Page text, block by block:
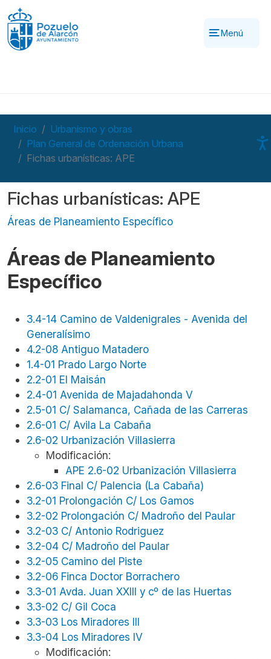
Pasar al contenido principal
Menú
Inicio
Urbanismo y obras
Plan General de Ordenación Urbana
Fichas urbanísticas: APE
Fichas urbanísticas: APE
Áreas de Planeamiento Específico
Áreas de Planeamiento
Específico
3.4-14 Camino de Valdenigrales - Avenida del
Generalísimo
4.2-08 Antiguo Matadero
1.4-01 Prado Largo Norte
2.2-01 El Maisán
2.4-01 Avenida de Majadahonda V
2.5-01 C/ Salamanca, Cañada de las Carreras
2.6-01 C/ Avila La Cabaña
2.6-02 Urbanización Villasierra
Modificación:
APE 2.6-02 Urbanización Villasierra
2.6-03 Final C/ Palencia (La Cabaña)
3.2-01 Prolongación C/ Los Gamos
3.2-02 Prolongación C/ Madroño del Paular
3.2-03 C/ Antonio Rodriguez
3.2-04 C/ Madroño del Paular
3.2-05 Camino del Piste
3.2-06 Finca Doctor Borrachero
3.3-01 Avda. Juan XXIII y cº de las Huertas
3.3-02 C/ Gil Coca
3.3-03 Los Miradores III
3.3-04 Los Miradores IV
Modificación: